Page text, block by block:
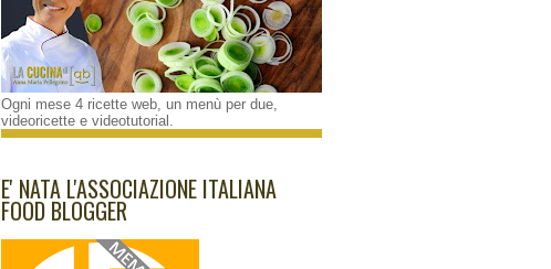
Ogni mese 4 ricette web, un menù per due,
videoricette e videotutorial.
E' NATA L'ASSOCIAZIONE ITALIANA
FOOD BLOGGER